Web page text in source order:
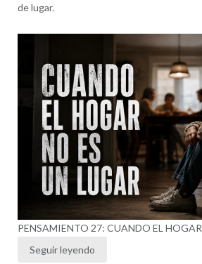
de lugar.
PENSAMIENTO 27: CUANDO EL
Seguir leyendo